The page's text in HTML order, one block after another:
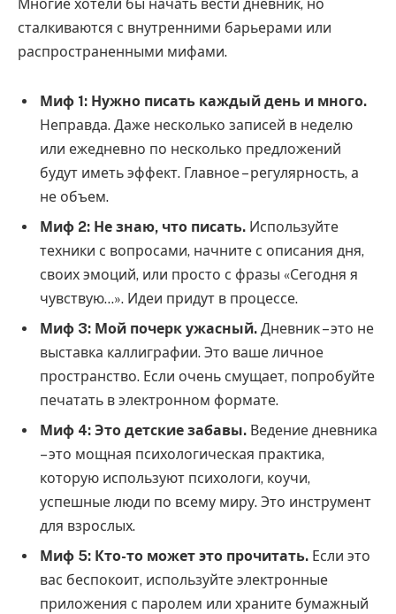
Многие хотели бы начать вести дневник, но
сталкиваются с внутренними барьерами или
распространенными мифами.
Миф 1: Нужно писать каждый день и много.
Неправда. Даже несколько записей в неделю
или ежедневно по несколько предложений
будут иметь эффект. Главное – регулярность, а
не объем.
Миф 2: Не знаю, что писать. Используйте
техники с вопросами, начните с описания дня,
своих эмоций, или просто с фразы «Сегодня я
чувствую…». Идеи придут в процессе.
Миф 3: Мой почерк ужасный. Дневник – это не
выставка каллиграфии. Это ваше личное
пространство. Если очень смущает, попробуйте
печатать в электронном формате.
Миф 4: Это детские забавы. Ведение дневника
– это мощная психологическая практика,
которую используют психологи, коучи,
успешные люди по всему миру. Это инструмент
для взрослых.
Миф 5: Кто-то может это прочитать. Если это
вас беспокоит, используйте электронные
приложения с паролем или храните бумажный